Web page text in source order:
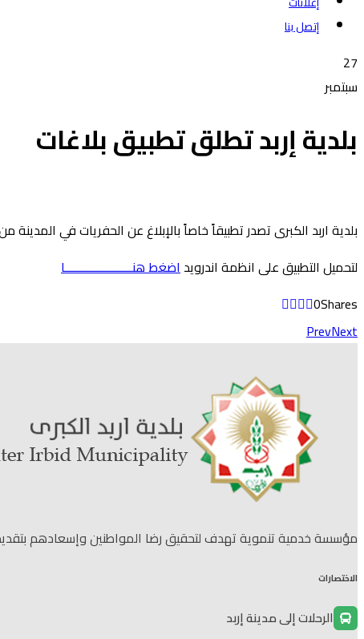
إتصل بنا
27
سبتمبر
بلدية إربد تطلق تطبيق بلاغات
بلدية اربد الكبرى تصدر تطبيقاً خاصاً بالإبلاغ عن الحفريات في
لتحميل التطبيق على انظمة اندرويداضغط هنـــــــــــــــــــــا
0Shares
PrevNext
مؤسسة خدمية تنموية تهدف لتحقيق رضا المواطنين وإسعادهم
الاختصارات
الرحلات إلى مدينة إربد